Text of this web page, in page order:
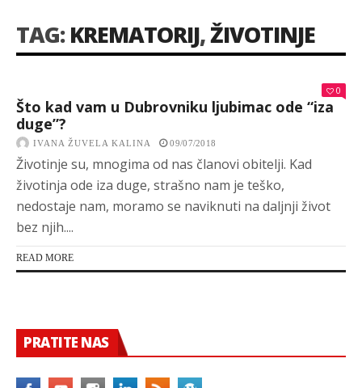
TAG:KREMATORIJ,ŽIVOTINJE
0
Što kad vam u Dubrovniku ljubimac ode “iza
duge”?
IVANA ŽUVELA KALINA 09/07/2018
Životinje su, mnogima od nas članovi obitelji. Kad
životinja ode iza duge, strašno nam je teško,
nedostaje nam, moramo se naviknuti na daljnji život
bez njih....
READ MORE
PRATITE NAS